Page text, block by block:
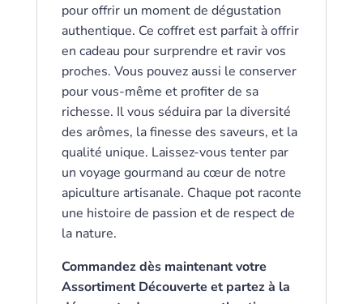
pour offrir un moment de dégustation
authentique. Ce coffret est parfait à offrir
en cadeau pour surprendre et ravir vos
proches. Vous pouvez aussi le conserver
pour vous-même et profiter de sa
richesse. Il vous séduira par la diversité
des arômes, la finesse des saveurs, et la
qualité unique. Laissez-vous tenter par
un voyage gourmand au cœur de notre
apiculture artisanale. Chaque pot raconte
une histoire de passion et de respect de
la nature.
Commandez dès maintenant votre
Assortiment Découverte et partez à la